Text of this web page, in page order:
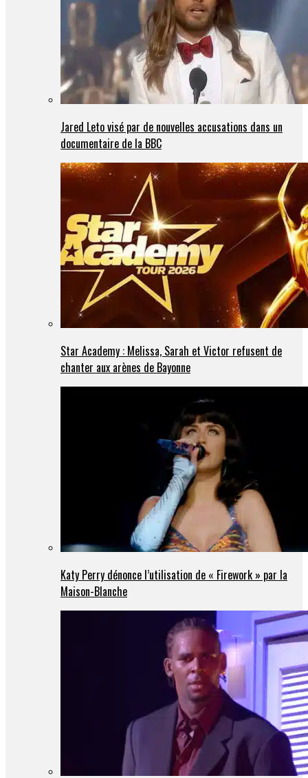
Jared Leto visé par de nouvelles accusations dans un
documentaire de la BBC
Star Academy : Melissa, Sarah et Victor refusent de
chanter aux arènes de Bayonne
Katy Perry dénonce l’utilisation de « Firework » par la
Maison-Blanche